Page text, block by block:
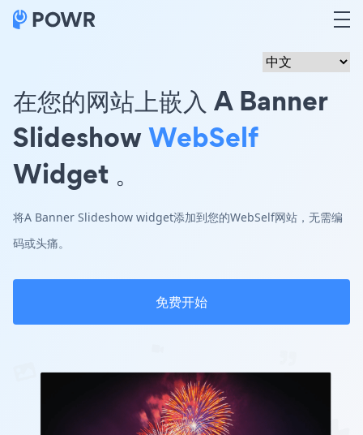
在您的网站上嵌入 A Banner
SlideshowWebSelf
Widget 。
将A Banner Slideshow widget添加到您的WebSelf网站，无需编
码或头痛。
免费开始